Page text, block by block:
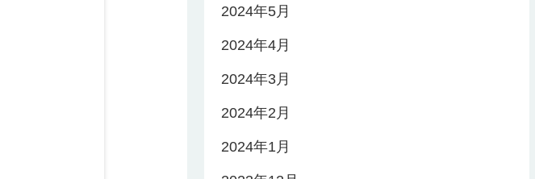
2024年5月
2024年4月
2024年3月
2024年2月
2024年1月